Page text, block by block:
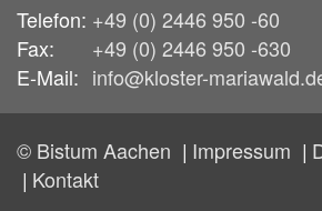
Telefon: +49 (0) 2446 950 -60
Fax:
+49 (0) 2446 950 -630
E-Mail: info@kloster-
© Bistum Aachen Impressum
Kontakt